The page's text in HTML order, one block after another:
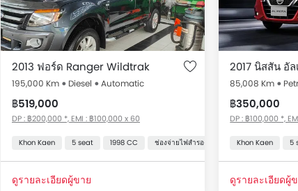
รถมือสองและรถมือ 2 สำหรับขาย Thailand รายการราคา เริ่มต้
Thailand
รุ่น ราคา
ใช้แล้ว นิสสัน Almera ราคาเริ่มต้นที่ ฿350,000
ใช้แล้ว ฟอร์ด Ranger Wildtrak ราคาเริ่มต้นที่ ฿519,000
2013 ฟอร์ด Ranger Wildtrak
195,000 Km Diesel Automatic
฿519,000
DP : ฿200,000 *, EMI : ฿100,000 x 60
Khon Kaen 5 seat 1998 CC ช่องจ่ายไฟสำรอง สวิตช์ควบคุมเครื่องเสี
ดูรายละเอียดผู้ขาย
2017 นิสสัน อัล
85,008 Km
฿350,000
DP : ฿100,000 *,
Khon Kaen 5
ดูรายละเอียดผู้